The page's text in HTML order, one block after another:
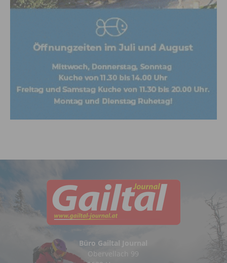
Büro Gailtal Journal
Obervellach 99